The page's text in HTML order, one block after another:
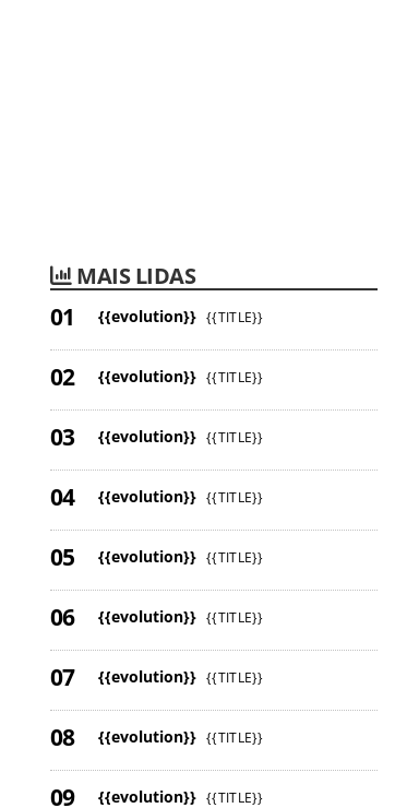
MAIS LIDAS
{{evolution}} {{TITLE}}
{{evolution}} {{TITLE}}
{{evolution}} {{TITLE}}
{{evolution}} {{TITLE}}
{{evolution}} {{TITLE}}
{{evolution}} {{TITLE}}
{{evolution}} {{TITLE}}
{{evolution}} {{TITLE}}
{{evolution}} {{TITLE}}